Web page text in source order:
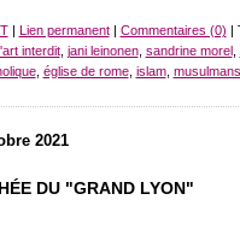
| Lien permanent| Commentaires (0) |
interdit, jani leinonen, sandrine morel ,
, église de rome, islam, musulmans
2021
DU "GRAND LYON"